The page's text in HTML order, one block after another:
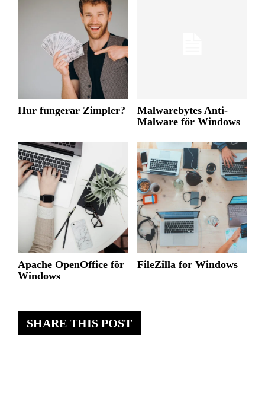
SHARE THIS POST
Hur fungerar Zimpler?
Malwarebytes Anti-
Malware för Windows
Apache OpenOffice för
Windows
FileZilla for Windows